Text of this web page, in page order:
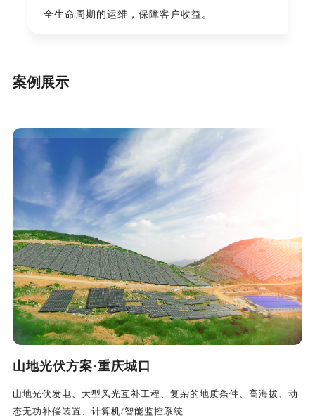
全生命周期的运维，保障客户收益。
案例展示
山地光伏方案·重庆城口
山地光伏发电、大型风光互补工程、复杂的地质条件、高海拔、动
态无功补偿装置、计算机/智能监控系统